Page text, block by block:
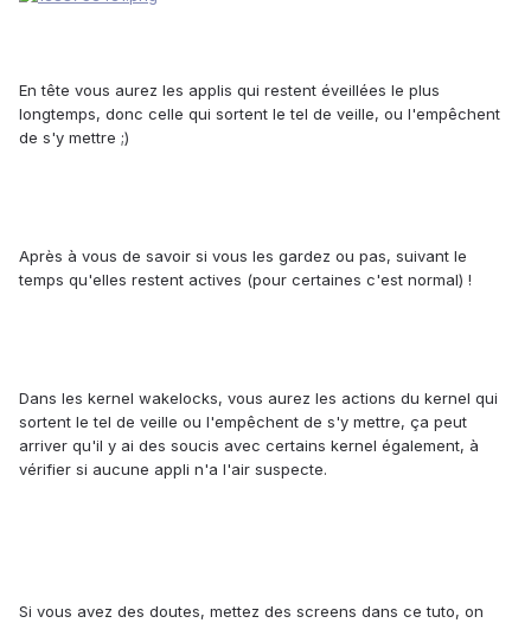
En tête vous aurez les applis qui restent éveillées le plus
longtemps, donc celle qui sortent le tel de veille, ou l'empêchent
de s'y mettre ;)
Après à vous de savoir si vous les gardez ou pas, suivant le
temps qu'elles restent actives (pour certaines c'est normal) !
Dans les kernel wakelocks, vous aurez les actions du kernel qui
sortent le tel de veille ou l'empêchent de s'y mettre, ça peut
arriver qu'il y ai des soucis avec certains kernel également, à
vérifier si aucune appli n'a l'air suspecte.
Si vous avez des doutes, mettez des screens dans ce tuto, on